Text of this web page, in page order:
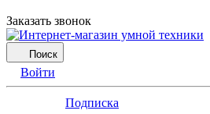
Заказать звонок
Поиск
Войти
Подписка